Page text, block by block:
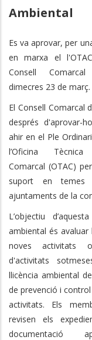
Ambiental
Es va aprovar, per
en marxa el
Consell
dimecres 23 de març.
El Consell Comarcal
després d'aprovar-
ahir en el Ple
l’Oficina Tècnica
Comarcal (OTAC)
suport en temes
ajuntaments de la
L’objectiu
ambiental és avaluar
noves activitats
d'activitats
llicència ambiental
de prevenció i
activitats. Els
revisen els
documentació